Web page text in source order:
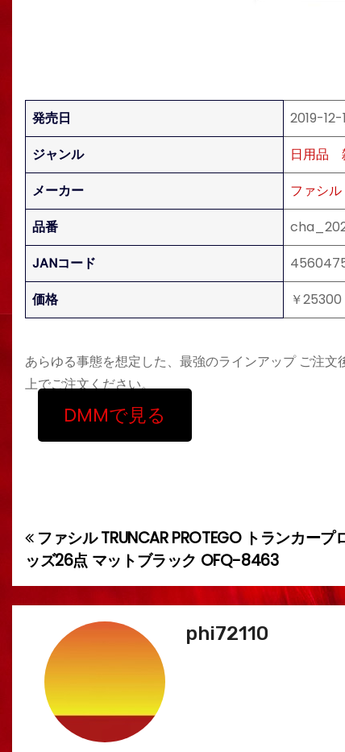
発売日
2019-12-
ジャンル
日用品
メーカー
ファシル
品番
JANコード
価格
￥25300
あらゆる事態を想定した、最強のラインアップ ご注
上でご注文ください。
DMMで見る
投
稿
ナ
ゲ
ー
ファシル TRUNCAR PROTEGO トランカープ
ッズ26点 マットブラック OFQ-8463
phi72110